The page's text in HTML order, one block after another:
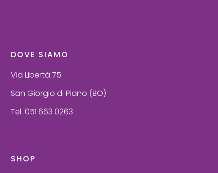
DOVE SIAMO
Via Libertà 75
San Giorgio di Piano (BO)
Tel. 051 663 0263
SHOP